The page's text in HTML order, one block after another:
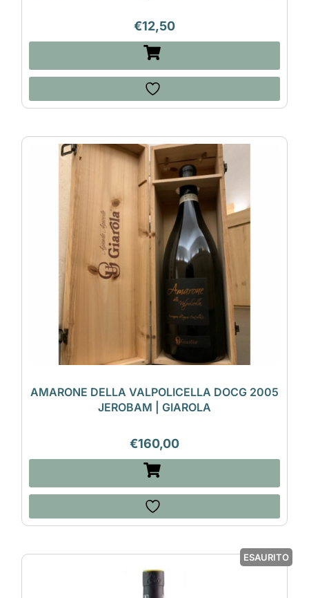
€12,50
AMARONE DELLA VALPOLICELLA DOCG 2005
JEROBAM | GIAROLA
€160,00
ESAURITO